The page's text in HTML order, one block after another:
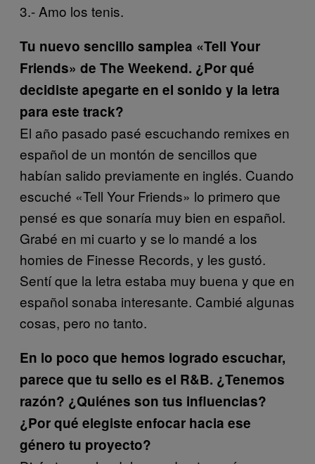
3.- Amo los tenis.
Tu nuevo sencillo samplea «Tell Your
Friends» de The Weekend. ¿Por qué
decidiste apegarte en el sonido y la letra
para este track?
El año pasado pasé escuchando remixes en
español de un montón de sencillos que
habían salido previamente en inglés. Cuando
escuché «Tell Your Friends» lo primero que
pensé es que sonaría muy bien en español.
Grabé en mi cuarto y se lo mandé a los
homies de Finesse Records, y les gustó.
Sentí que la letra estaba muy buena y que en
español sonaba interesante. Cambié algunas
cosas, pero no tanto.
En lo poco que hemos logrado escuchar,
parece que tu sello es el R&B. ¿Tenemos
razón? ¿Quiénes son tus influencias?
¿Por qué elegiste enfocar hacia ese
género tu proyecto?